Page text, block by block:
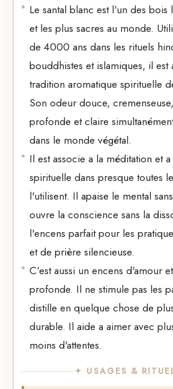
Le santal blanc est l'un des bois
et les plus sacres au monde.
de 4000 ans dans les rituels
bouddhistes et islamiques, il
tradition aromatique spirituelle
Son odeur douce,
profonde et claire
dans le monde végétal.
Il est associe a la méditation et
spirituelle dans presque toutes
l'utilisent. Il apaise le mental
ouvre la conscience sans la
l'encens parfait pour les
et de prière silencieuse.
C'est aussi un encens d'amour
profonde. Il ne stimule pas les
distille en quelque chose de
durable. Il aide a aimer avec
moins d'attentes.
✦ USAGES &